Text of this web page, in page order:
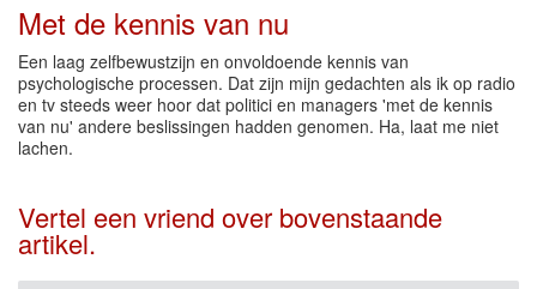
Met de kennis van nu
Een laag zelfbewustzijn en onvoldoende kennis van
psychologische processen. Dat zijn mijn gedachten als ik op radio
en tv steeds weer hoor dat politici en managers 'met de kennis
van nu' andere beslissingen hadden genomen. Ha, laat me niet
lachen.
Vertel een vriend over bovenstaande
artikel.